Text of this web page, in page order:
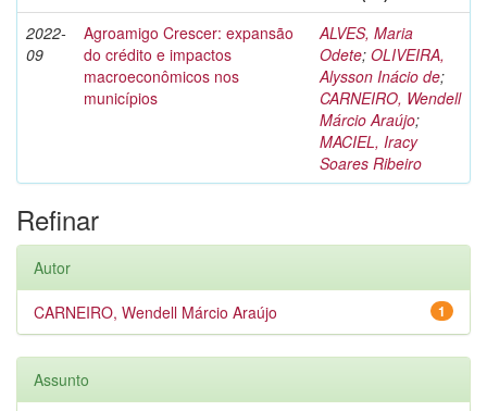
2022-
09
Agroamigo Crescer: expansão
do crédito e impactos
macroeconômicos nos
municípios
ALVES, Maria
Odete; OLIVEIRA,
Alysson Inácio de;
CARNEIRO, Wendell
Márcio Araújo;
MACIEL, Iracy
Soares Ribeiro
Refinar
Autor
1
CARNEIRO, Wendell Márcio Araújo
Assunto